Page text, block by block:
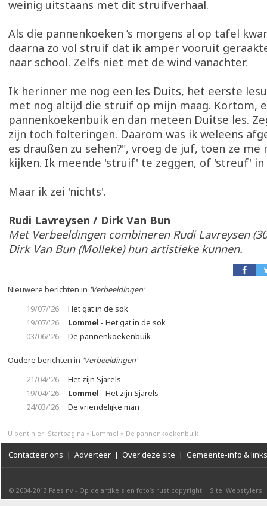
weinig uitstaans met dit struifverhaal.
Als die pannenkoeken ’s morgens al op tafel
daarna zo vol struif dat ik amper vooruit
naar school. Zelfs niet met de wind vanachter.
Ik herinner me nog een les Duits, het eerste
met nog altijd die struif op mijn maag. Kortom,
pannenkoekenbuik en dan meteen Duitse les.
zijn toch folteringen. Daarom was ik weleens
es draußen zu sehen?", vroeg de juf, toen ze me
kijken. Ik meende 'struif' te zeggen, of 'streuf'
Maar ik zei 'nichts'.
Rudi Lavreysen / Dirk Van Bun
Met Verbeeldingen combineren Rudi Lavreysen
Dirk Van Bun (Molleke) hun artistieke kunnen.
Nieuwere berichten in 'Verbeeldingen'
19/07/'26
Het gat in de sok
19/07/'26
Lommel - Het gat in de sok
03/06/'26
De pannenkoekenbuik
Oudere berichten in 'Verbeeldingen'
21/04/'26
Het zijn Sjarels
19/04/'26
Lommel - Het zijn Sjarels
24/03/'26
De vriendelijke man
U bent hier: Startpagina » Lommel » De pannenkoekenbuik
Contacteer ons | Adverteer | Over deze site | Gemeente-info & links
© 2004-2013 Faes nv - Op de artikels en foto’s rust copyright | Site: Webstylers